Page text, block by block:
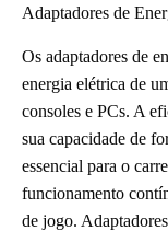
Adaptadores de
Os adaptadores de
energia elétrica de
consoles e PCs. A
sua capacidade de
essencial para o
funcionamento
de jogo.